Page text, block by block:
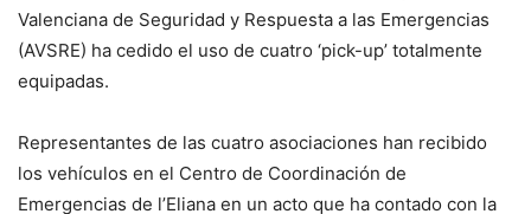
Valenciana de Seguridad y Respuesta a las Emergencias
(AVSRE) ha cedido el uso de cuatro ‘pick-up’ totalmente
equipadas.
Representantes de las cuatro asociaciones han recibido
los vehículos en el Centro de Coordinación de
Emergencias de l’Eliana en un acto que ha contado con la